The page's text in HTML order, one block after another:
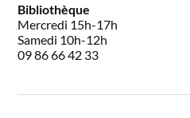
Bibliothèque
Mercredi 15h-17h
Samedi 10h-12h
09 86 66 42 33